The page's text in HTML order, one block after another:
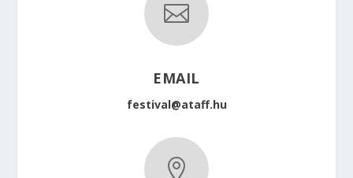

EMAIL
festival@ataff.hu
